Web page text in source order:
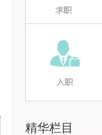
精华栏目